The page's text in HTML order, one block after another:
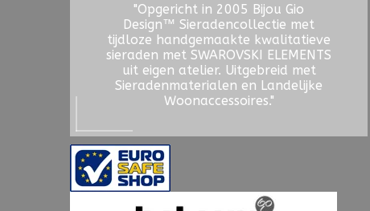
"Opgericht in 2005 Bijou Gio
Design™ Sieradencollectie met
tijdloze handgemaakte kwalitatieve
sieraden met SWAROVSKI ELEMENTS
uit eigen atelier. Uitgebreid met
Sieradenmaterialen en Landelijke
Woonaccessoires."